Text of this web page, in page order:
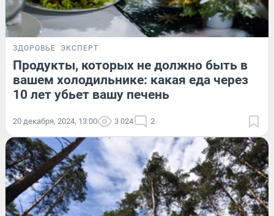
ЗДОРОВЬЕ ЭКСПЕРТ
Продукты, которых не должно быть в
вашем холодильнике: какая еда через
10 лет убьет вашу печень
20 декабря, 2024, 13:00 3 024 2